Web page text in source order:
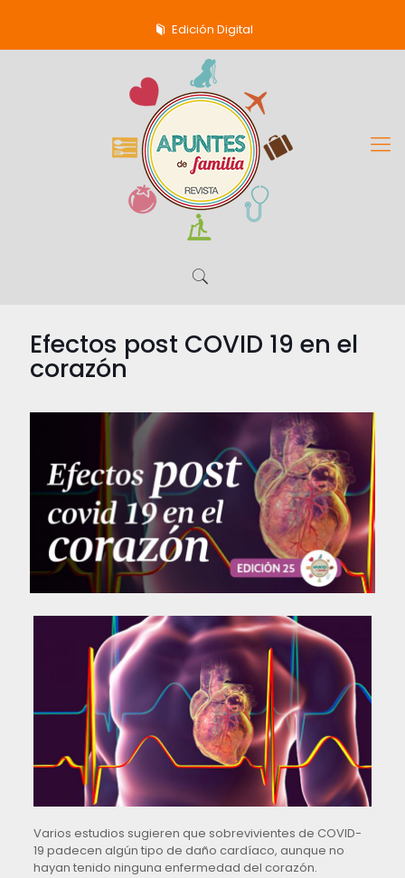
Edición Digital
Efectos post COVID 19 en el
corazón
Varios estudios sugieren que sobrevivientes de COVID-
19 padecen algún tipo de daño cardíaco, aunque no
hayan tenido ninguna enfermedad del corazón.